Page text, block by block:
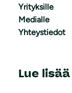
Yrityksille
Medialle
Yhteystiedot
Lue lisää